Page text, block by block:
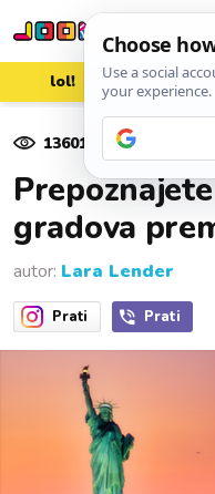
lol! aww
13601 pregleda
gradova
autor: Lara Lender
Prati Prati